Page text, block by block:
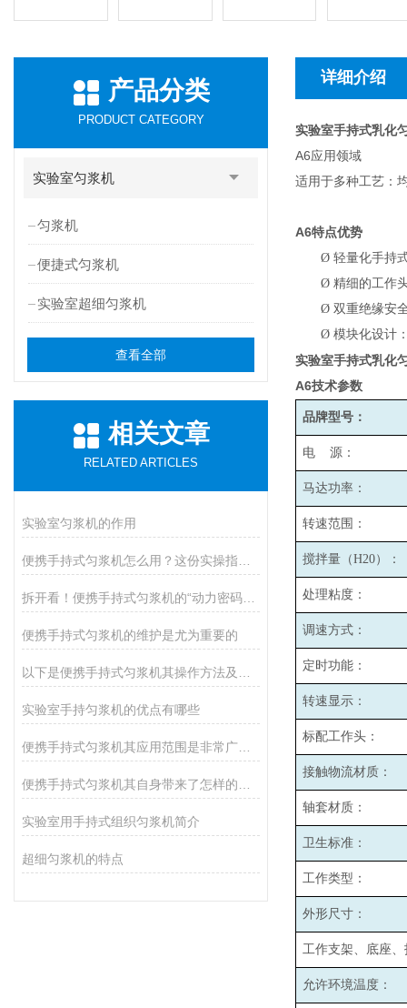
产品分类
PRODUCT CATEGORY
实验室匀浆机
匀浆机
便捷式匀浆机
实验室超细匀浆机
查看全部
相关文章
RELATED ARTICLES
实验室匀浆机的作用
便携手持式匀浆机的维护是尤为重要的
实验室手持匀浆机的优点有哪些
实验室用手持式组织匀浆机简介
超细匀浆机的特点
详细介绍
实验室手持式乳化
A6应用领域
适用于多种工艺：
A6特点优势
Ø 轻量化手持
Ø 精细的工作
Ø 双重绝缘安
Ø 模块化设计
实验室手持式乳化
A6技术参数
品牌型号：
电 源：
马达功率：
转速范围：
搅拌量（H20）：
处理粘度：
调速方式：
定时功能：
转速显示：
标配工作头：
接触物流材质：
轴套材质：
卫生标准：
工作类型：
外形尺寸：
工作支架、底座
允许环境温度：